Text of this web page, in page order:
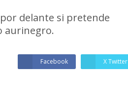
delante si pretende
aurinegro.
Facebook X Twitter